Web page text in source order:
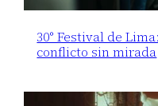
30° Festival de
conflicto sin mirada